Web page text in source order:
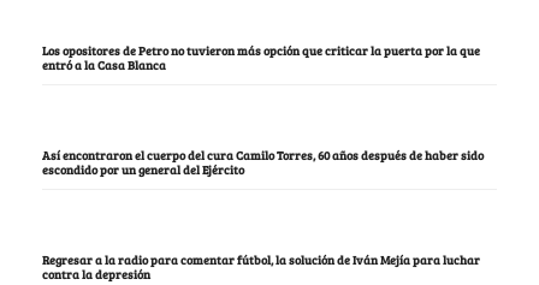
Los opositores de Petro no tuvieron más opción que criticar la puerta por la que
entró a la Casa Blanca
Así encontraron el cuerpo del cura Camilo Torres, 60 años después de haber sido
escondido por un general del Ejército
Regresar a la radio para comentar fútbol, la solución de Iván Mejía para luchar
contra la depresión